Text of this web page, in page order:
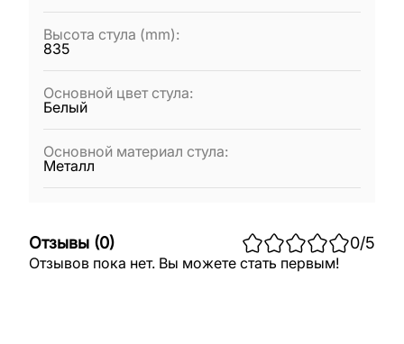
Высота стула (mm):
835
Основной цвет стула:
Белый
Основной материал стула:
Металл
Отзывы (0) 0/5
Отзывов пока нет. Вы можете стать первым!